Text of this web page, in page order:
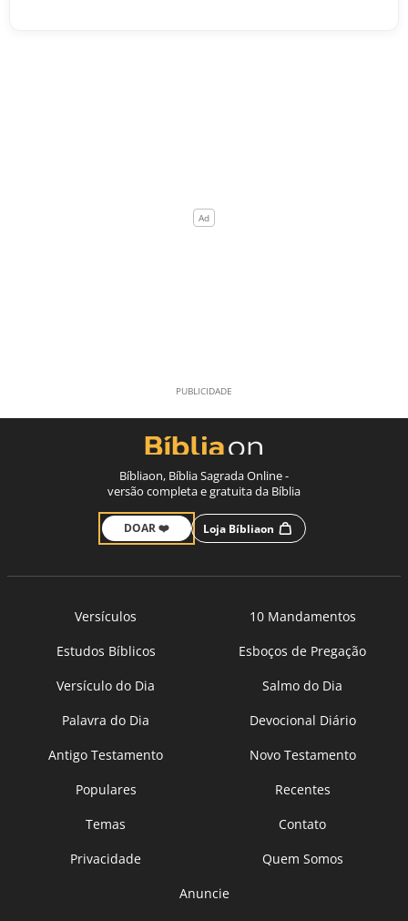
Bíbliaon, Bíblia Sagrada Online -
versão completa e gratuita da Bíblia
DOAR ❤️ Loja Bíbliaon
Versículos
10 Mandamentos
Estudos Bíblicos
Esboços de Pregação
Versículo do Dia
Salmo do Dia
Palavra do Dia
Devocional Diário
Antigo Testamento
Novo Testamento
Populares
Recentes
Temas
Contato
Privacidade
Quem Somos
Anuncie